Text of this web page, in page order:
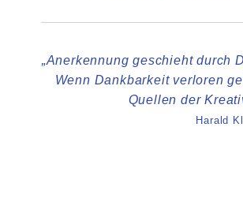
„Anerkennung geschieht durch
Wenn Dankbarkeit verloren
Quellen der
Harald